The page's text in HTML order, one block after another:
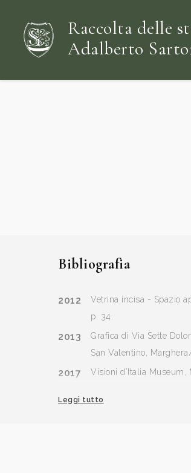
Raccolta delle
Adalberto
Bibliografia
2012
Vetrina incisa - Spazio
p. 34.
2013
Grafica di Via Sette
San Valentino,
2017 Visioni d’Italia Museum,
Leggi tutto